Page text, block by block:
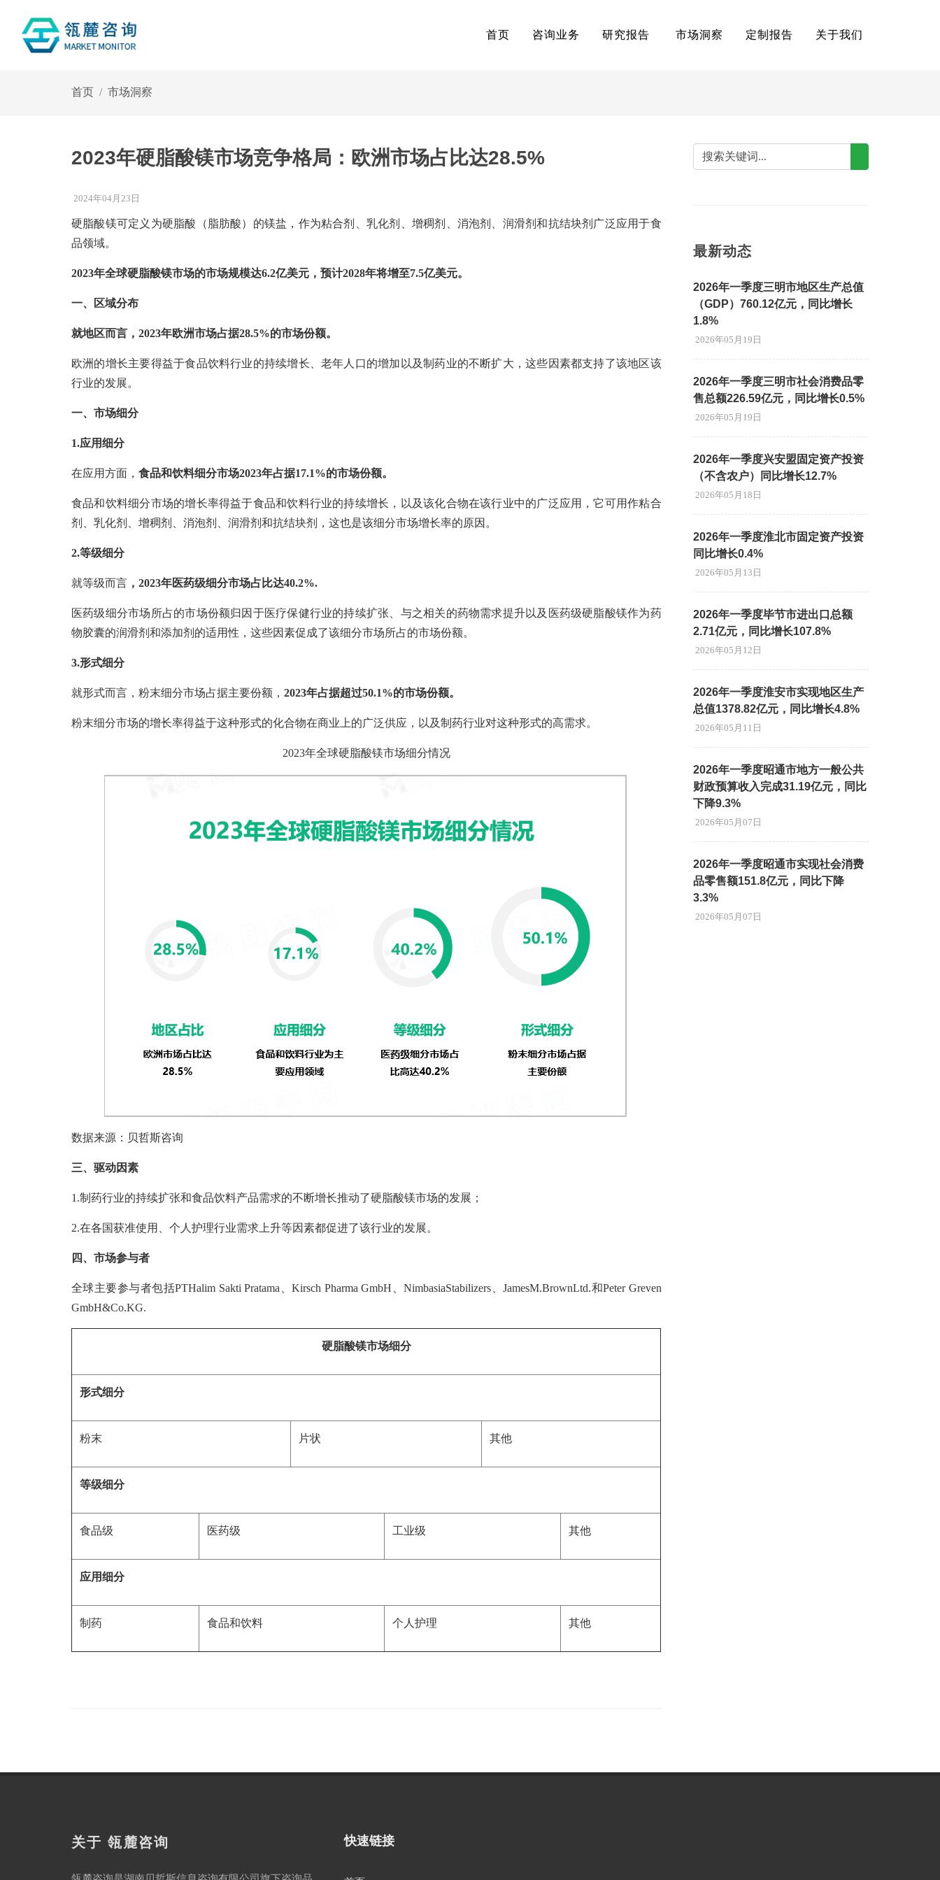
首页 咨询业务 研究报告 市场洞察 定制报告 关于我们
首页 市场洞察
2023年硬脂酸镁市场竞争格局：欧洲市场占比达28.5%
2024年04月23日
硬脂酸镁可定义为硬脂酸（脂肪酸）的镁盐，作为粘合剂、乳化剂、增稠剂、消泡剂、润滑剂和抗结块剂广泛应用于食
品领域。
2023年全球硬脂酸镁市场的市场规模达6.2亿美元，预计2028年将增至7.5亿美元。
一、区域分布
就地区而言，2023年欧洲市场占据28.5%的市场份额。
欧洲的增长主要得益于食品饮料行业的持续增长、老年人口的增加以及制药业的不断扩大，这些因素都支持了该地区该
行业的发展。
一、市场细分
1.应用细分
在应用方面， 食品和饮料细分市场2023年占据17.1%的市场份额。
食品和饮料细分市场的增长率得益于食品和饮料行业的持续增长，以及该化合物在该行业中的广泛应用，它可用作粘合
剂、乳化剂、增稠剂、消泡剂、润滑剂和抗结块剂，这也是该细分市场增长率的原因。
2.等级细分
就等级而言 ，2023年医药级细分市场占比达40.2%.
医药级细分市场所占的市场份额归因于医疗保健行业的持续扩张、与之相关的药物需求提升以及医药级硬脂酸镁作为药
物胶囊的润滑剂和添加剂的适用性，这些因素促成了该细分市场所占的市场份额。
3.形式细分
就形式而言，粉末细分市场占据主要份额， 2023年占据超过50.1%的市场份额。
粉末细分市场的增长率得益于这种形式的化合物在商业上的广泛供应，以及制药行业对这种形式的高需求。
2023年全球硬脂酸镁市场细分情况
数据来源：贝哲斯咨询
三、驱动因素
1.制药行业的持续扩张和食品饮料产品需求的不断增长推动了硬脂酸镁市场的发展；
2.在各国获准使用、个人护理行业需求上升等因素都促进了该行业的发展。
四、市场参与者
全球主要参与者包括PTHalim Sakti Pratama、Kirsch Pharma GmbH、NimbasiaStabilizers、JamesM.BrownLtd.和Peter Greven
GmbH&Co.KG.
硬脂酸镁市场细分
形式细分
粉末 片状 其他
等级细分
食品级 医药级 工业级 其他
应用细分
制药 食品和饮料 个人护理 其他
最新动态
2026年一季度三明市地区生产总值
（GDP）760.12亿元，同比增长
1.8%
2026年05月19日
2026年一季度三明市社会消费品零
售总额226.59亿元，同比增长0.5%
2026年05月19日
2026年一季度兴安盟固定资产投资
（不含农户）同比增长12.7%
2026年05月18日
2026年一季度淮北市固定资产投资
同比增长0.4%
2026年05月13日
2026年一季度毕节市进出口总额
2.71亿元，同比增长107.8%
2026年05月12日
2026年一季度淮安市实现地区生产
总值1378.82亿元，同比增长4.8%
2026年05月11日
2026年一季度昭通市地方一般公共
财政预算收入完成31.19亿元，同比
下降9.3%
2026年05月07日
2026年一季度昭通市实现社会消费
品零售额151.8亿元，同比下降
3.3%
2026年05月07日
关于 瓴麓咨询 快速链接